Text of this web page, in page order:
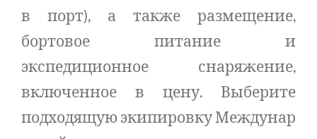
в порт), а также размещение,
бортовое питание и
экспедиционное снаряжение,
включенное в цену. Выберите
подходящую экипировку Междунар